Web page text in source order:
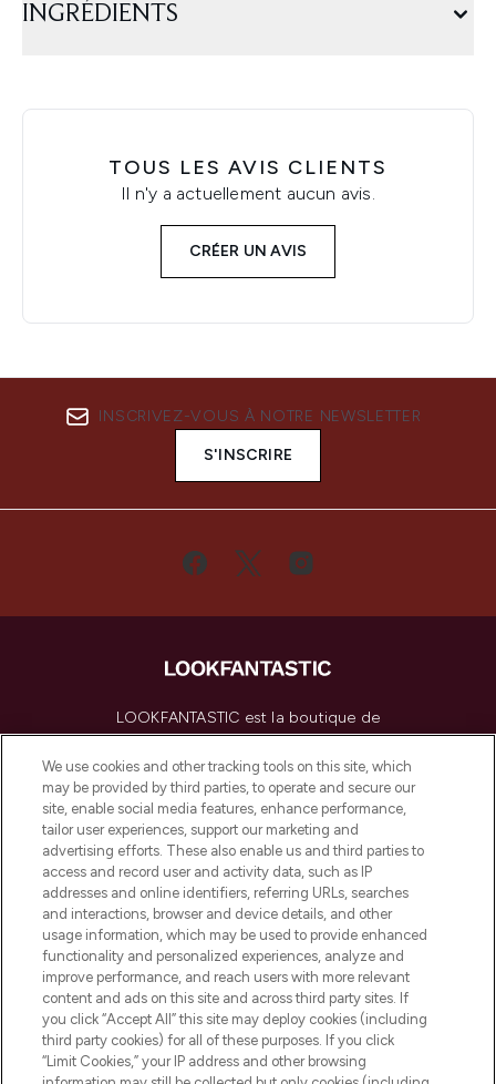
INGRÉDIENTS
TOUS LES AVIS CLIENTS
Il n'y a actuellement aucun avis.
CRÉER UN AVIS
INSCRIVEZ-VOUS À NOTRE NEWSLETTER
S'INSCRIRE
LOOKFANTASTIC est la boutique de
beauté incontournable en Europe,
proposant les meilleurs produits de soins
de la peau, des cheveux et de maquillage
de plus de 200 marques prestigieuses.
Faites vos achats en ligne ou via
l’application, avec la livraison offerte dès
55€ d'achat.
Consentement aux cookies
Do Not Sell or Share My Personal
Information
AIDE ET INFORMATIONS
We use cookies and other tracking tools on this site, which
may be provided by third parties, to operate and secure our
site, enable social media features, enhance performance,
tailor user experiences, support our marketing and
advertising efforts. These also enable us and third parties to
access and record user and activity data, such as IP
addresses and online identifiers, referring URLs, searches
and interactions, browser and device details, and other
usage information, which may be used to provide enhanced
functionality and personalized experiences, analyze and
improve performance, and reach users with more relevant
content and ads on this site and across third party sites. If
you click “Accept All” this site may deploy cookies (including
third party cookies) for all of these purposes. If you click
“Limit Cookies,” your IP address and other browsing